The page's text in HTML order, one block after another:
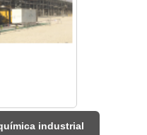
industrial